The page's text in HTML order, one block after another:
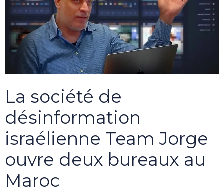
La société de
désinformation
israélienne Team Jorge
ouvre deux bureaux au
Maroc